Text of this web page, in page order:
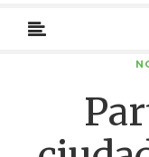
primario